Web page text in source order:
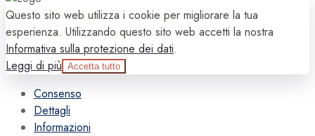
Questo sito web utilizza i cookie per migliorare la tua
esperienza. Utilizzando questo sito web accetti la nostra
Informativa sulla protezione dei dati.
Leggi di più Accetta tutto
Consenso
Dettagli
Informazioni